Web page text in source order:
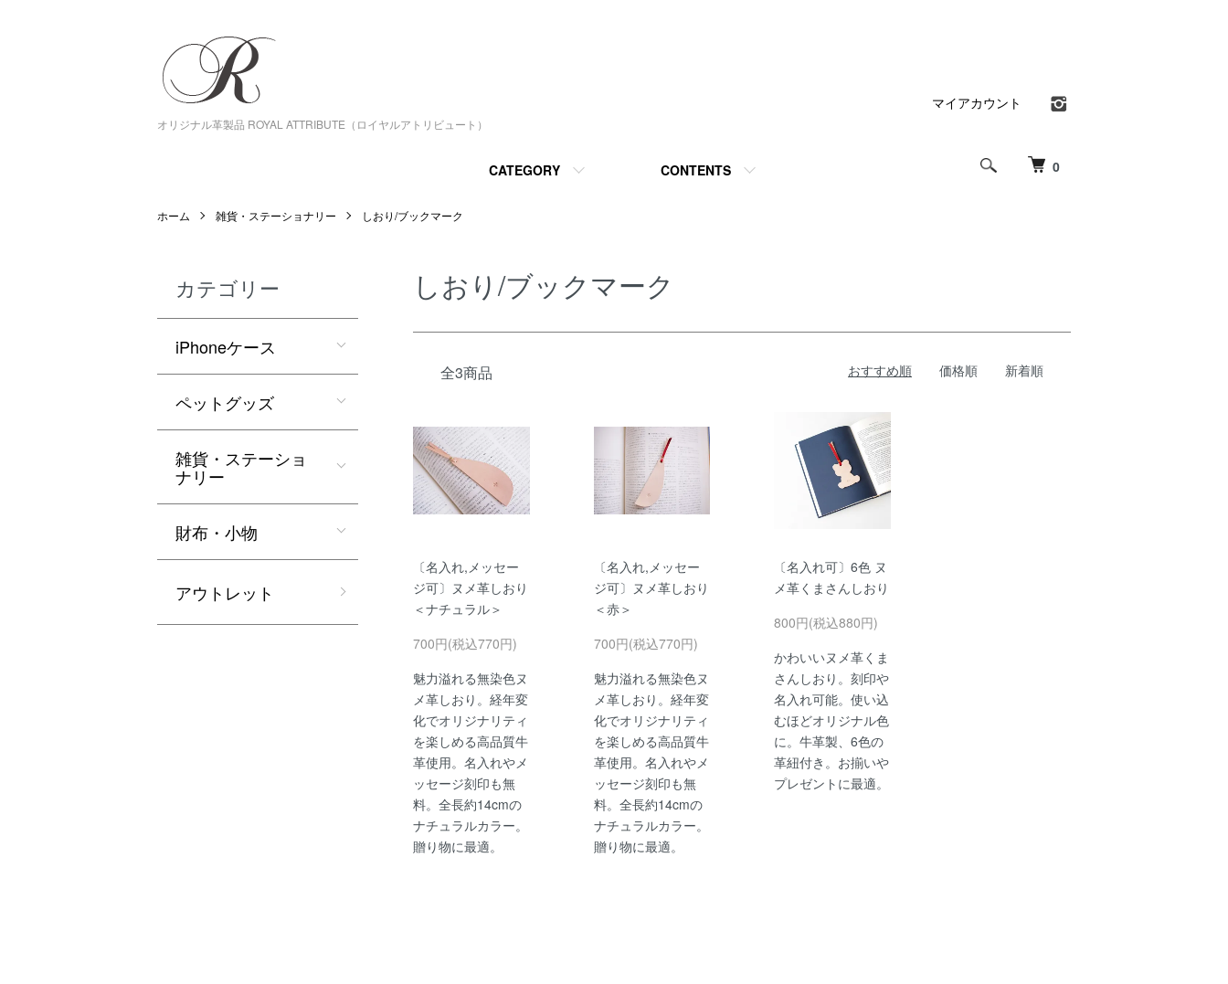
オリジナル革製品 ROYAL ATTRIBUTE（ロイヤルアトリビュート）
0
CATEGORY CONTENTS
マイアカウント
ホーム 雑貨・ステーショナリー しおり/ブックマーク
しおり/ブックマーク
全3商品 おすすめ順 価格順 新着順
〔名入れ,メッセー
ジ可〕ヌメ革しおり
＜ナチュラル＞
700円(税込770円)
魅力溢れる無染色ヌ
メ革しおり。経年変
化でオリジナリティ
を楽しめる高品質牛
革使用。名入れやメ
ッセージ刻印も無
料。全長約14cmの
ナチュラルカラー。
贈り物に最適。
〔名入れ,メッセー
ジ可〕ヌメ革しおり
＜赤＞
700円(税込770円)
魅力溢れる無染色ヌ
メ革しおり。経年変
化でオリジナリティ
を楽しめる高品質牛
革使用。名入れやメ
ッセージ刻印も無
料。全長約14cmの
ナチュラルカラー。
贈り物に最適。
〔名入れ可〕6色 ヌ
メ革くまさんしおり
800円(税込880円)
かわいいヌメ革くま
さんしおり。刻印や
名入れ可能。使い込
むほどオリジナル色
に。牛革製、6色の
革紐付き。お揃いや
プレゼントに最適。
カテゴリー
iPhoneケース
ペットグッズ
雑貨・ステーショ
ナリー
財布・小物
アウトレット